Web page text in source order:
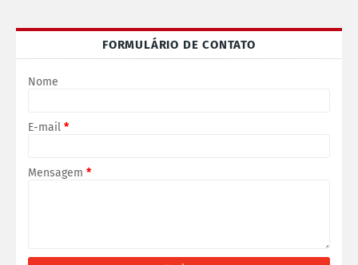
FORMULÁRIO DE CONTATO
Nome
E-mail *
Mensagem *